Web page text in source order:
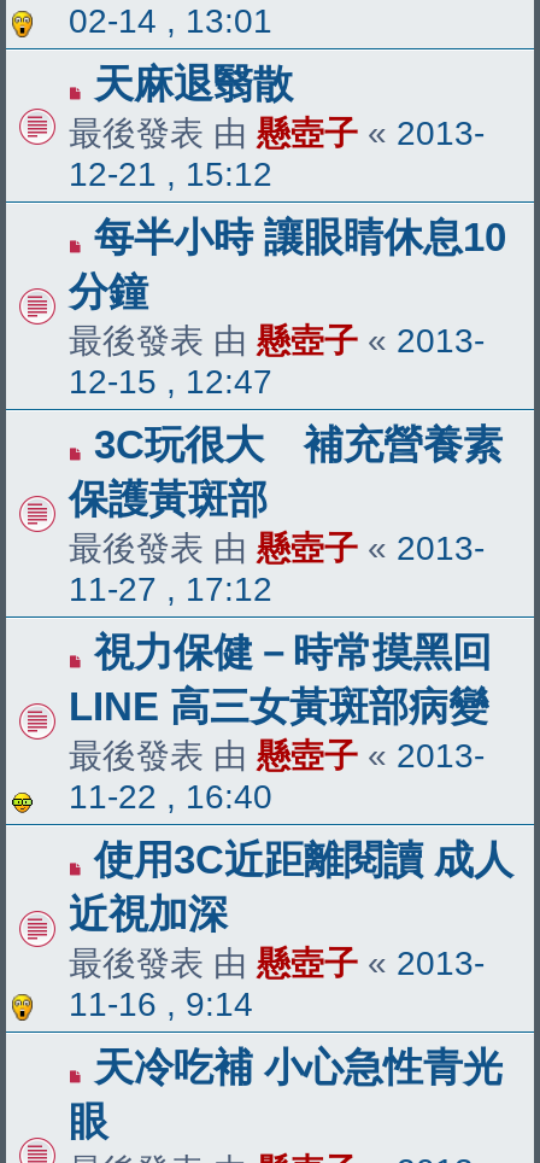
02-14 , 13:01
天麻退翳散
最後發表 由 懸壺子 « 2013-
12-21 , 15:12
每半小時 讓眼睛休息10
分鐘
最後發表 由 懸壺子 « 2013-
12-15 , 12:47
3C玩很大 補充營養素
保護黃斑部
最後發表 由 懸壺子 « 2013-
11-27 , 17:12
視力保健－時常摸黑回
LINE 高三女黃斑部病變
最後發表 由 懸壺子 « 2013-
11-22 , 16:40
使用3C近距離閱讀 成人
近視加深
最後發表 由 懸壺子 « 2013-
11-16 , 9:14
天冷吃補 小心急性青光
眼